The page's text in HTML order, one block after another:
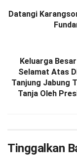
Datangi
Keluarga
Selamat Atas
Tanjung Jabung
Tanja Oleh
Tinggalkan